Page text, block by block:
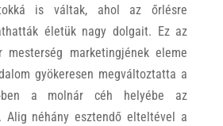
is váltak, ahol az őrlésre
életük nagy dolgait. Ez az
marketingjének eleme
gyökeresen megváltoztatta a
a molnár céh helyébe az
Alig néhány esztendő elteltével a